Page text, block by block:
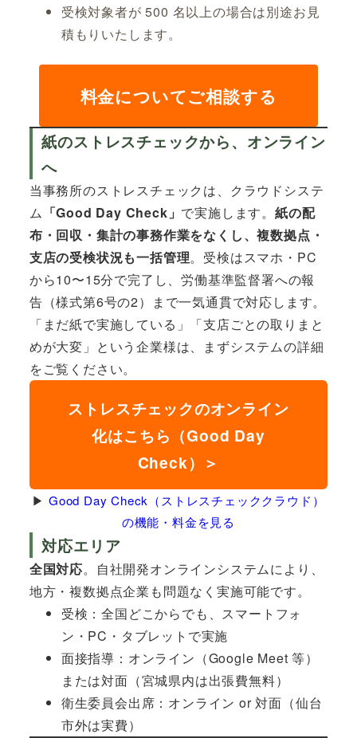
受検対象者が 500 名以上の場合は別途お見
積もりいたします。
料金についてご相談する
紙のストレスチェックから、オンライン
へ
当事務所のストレスチェックは、クラウドシステ
ム 「Good Day Check」 で実施します。紙の配
布・回収・集計の事務作業をなくし、複数拠点・
支店の受検状況も一括管理。受検はスマホ・PC
から10〜15分で完了し、労働基準監督署への報
告（様式第6号の2）まで一気通貫で対応します。
「まだ紙で実施している」「支店ごとの取りまと
めが大変」という企業様は、まずシステムの詳細
をご覧ください。
ストレスチェックのオンライン
化はこちら（Good Day
Check）＞
▶Good Day Check（ストレスチェッククラウド）
の機能・料金を見る
対応エリア
全国対応。自社開発オンラインシステムにより、
地方・複数拠点企業も問題なく実施可能です。
受検：全国どこからでも、スマートフォ
ン・PC・タブレットで実施
面接指導：オンライン（Google Meet 等）
または対面（宮城県内は出張費無料）
衛生委員会出席：オンライン or 対面（仙台
市外は実費）